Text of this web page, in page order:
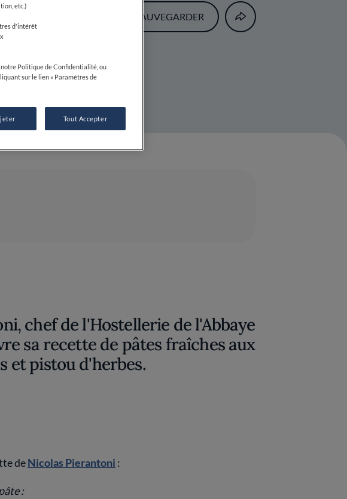
LOVERS
SAUVEGARDER
chef de l'Hostellerie de l'Abbaye
sa recette de pâtes fraîches aux
et pistou d'herbes.
deNicolas Pierantoni :
:
etc.)
d'intérêt
Politique de Confidentialité, ou
sur le lien « Paramètres de
Tout Accepter